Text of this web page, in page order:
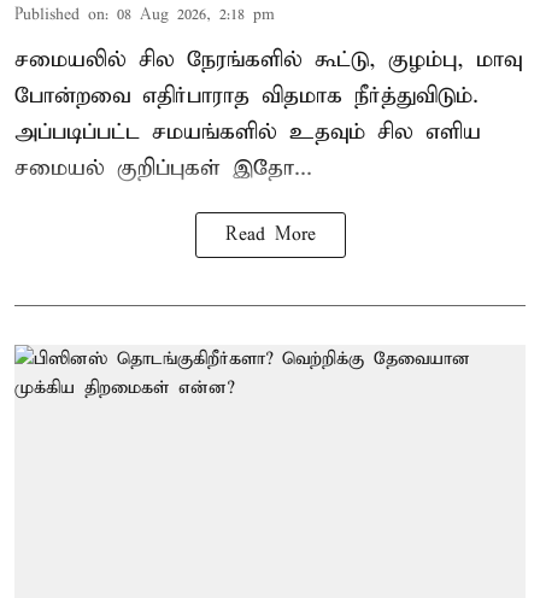
Published on: 08 Aug 2026, 2:18 pm
சமையலில் சில நேரங்களில் கூட்டு, குழம்பு, மாவு
போன்றவை எதிர்பாராத விதமாக நீர்த்துவிடும்.
அப்படிப்பட்ட சமயங்களில் உதவும் சில எளிய
சமையல் குறிப்புகள் இதோ...
Read More